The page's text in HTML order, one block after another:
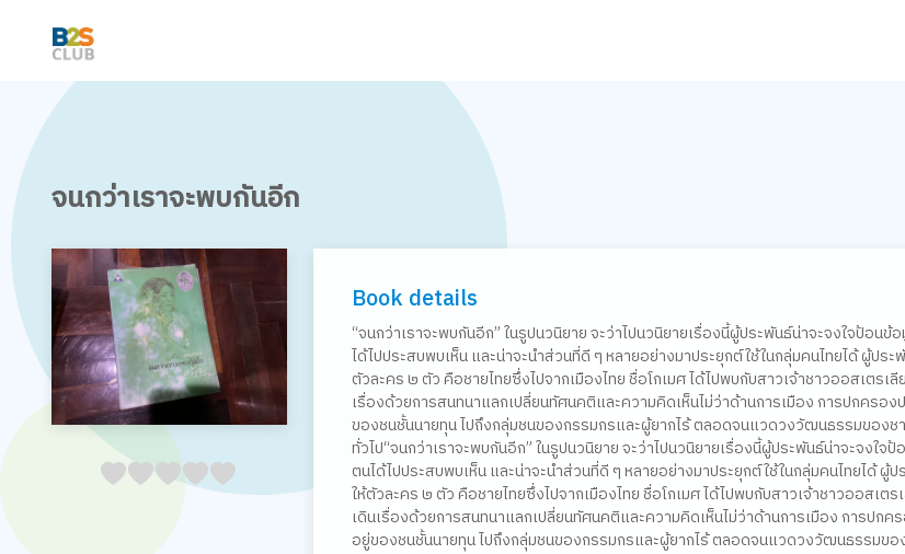
จนกว่าเราจะพบกันอีก
45
4
35
3
25
2
15
1
05
Book details
“จนกว่าเราจะพบกันอีก” ในรูปนวนิยาย จะว่าไปนวนิยายเรื่องนี้ผู้ประพันธ์น่าจะจงใจป้อนข้
ได้ไปประสบพบเห็น และน่าจะนำส่วนที่ดี ๆ หลายอย่างมาประยุกต์ใช้ในกลุ่มคนไทยได้ ผู้ประ
ตัวละคร ๒ ตัว คือชายไทยซึ่งไปจากเมืองไทย ชื่อโกเมศ ได้ไปพบกับสาวเจ้าชาวออสเตรเ
เรื่องด้วยการสนทนาแลกเปลี่ยนทัศนคติและความคิดเห็นไม่ว่าด้านการเมือง การปกครอง
ของชนชั้นนายทุน ไปถึงกลุ่มชนของกรรมกรและผู้ยากไร้ ตลอดจนแวดวงวัฒนธรรมของช
ทั่วไป“จนกว่าเราจะพบกันอีก” ในรูปนวนิยาย จะว่าไปนวนิยายเรื่องนี้ผู้ประพันธ์น่าจะจงใจ
ตนได้ไปประสบพบเห็น และน่าจะนำส่วนที่ดี ๆ หลายอย่างมาประยุกต์ใช้ในกลุ่มคนไทยได้ ผู้ป
ให้ตัวละคร ๒ ตัว คือชายไทยซึ่งไปจากเมืองไทย ชื่อโกเมศ ได้ไปพบกับสาวเจ้าชาวออสเตร
เดินเรื่องด้วยการสนทนาแลกเปลี่ยนทัศนคติและความคิดเห็นไม่ว่าด้านการเมือง การปกค
อยู่ของชนชั้นนายทุน ไปถึงกลุ่มชนของกรรมกรและผู้ยากไร้ ตลอดจนแวดวงวัฒนธรรมขอ